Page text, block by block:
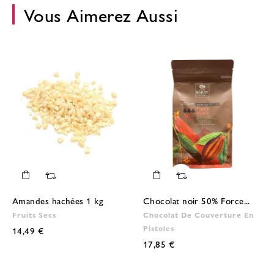
Vous Aimerez Aussi
Amandes hachées 1 kg
Fruits Secs
14,49 €
Chocolat noir 50% Force...
Chocolat De Couverture En
Pistoles
17,85 €